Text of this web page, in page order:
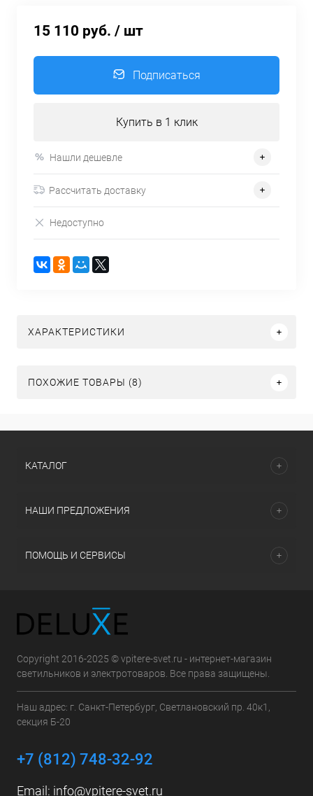
15 110 руб. / шт
Подписаться
Купить в 1 клик
Нашли дешевле
Рассчитать доставку
Недоступно
ХАРАКТЕРИСТИКИ
ПОХОЖИЕ ТОВАРЫ (8)
КАТАЛОГ
НАШИ ПРЕДЛОЖЕНИЯ
ПОМОЩЬ И СЕРВИСЫ
Copyright 2016-2025 © vpitere-svet.ru - интернет-магазин
светильников и электротоваров. Все права защищены.
Наш адрес: г. Санкт-Петербург, Светлановский пр. 40к1,
секция Б-20
+7 (812) 748-32-92
Email: info@vpitere-svet.ru